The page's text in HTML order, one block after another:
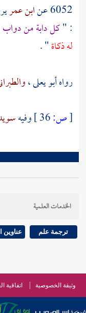
6052 عن
ابن عمر
: "كل دابة من دواب
له ذكاة" .
رواهأبو يعلى،
[ص: وفيه
الخدمات العلمية
ترجمة علم عناوين
وثيقة الخصوصية اتفاقية